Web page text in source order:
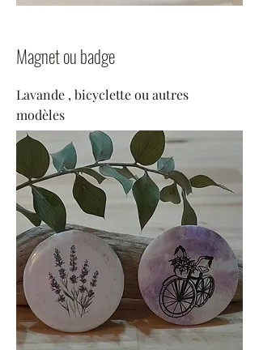
Magnet ou badge
Lavande , bicyclette ou autres
modèles